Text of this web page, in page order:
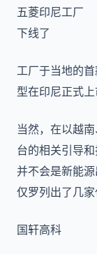
五菱印尼工厂
下线了
工厂于当地的
型在印尼正式上
当然，在以越
台的相关引导
并不会是新能
仅罗列出了几
国轩高科